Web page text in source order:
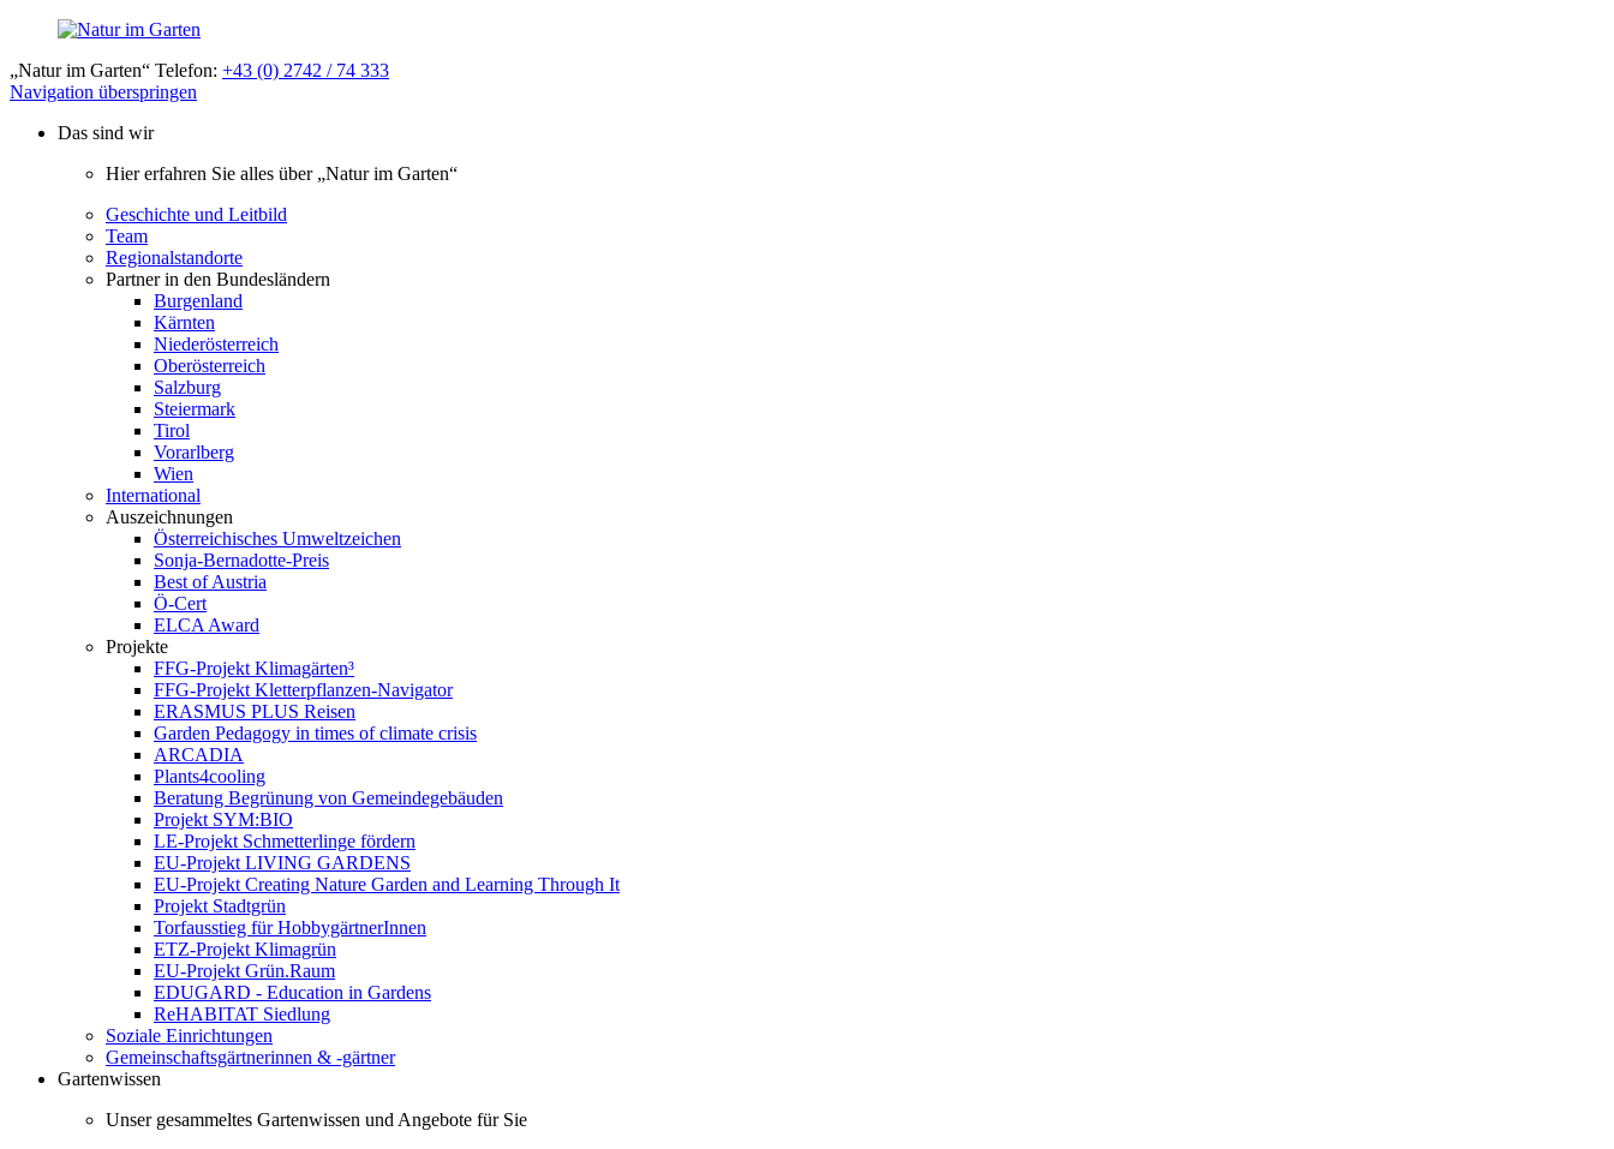
„Natur im Garten“ Telefon: +43 (0) 2742 / 74 333
Navigation überspringen
Das sind wir
Hier erfahren Sie alles über „Natur im Garten“
Geschichte und Leitbild
Team
Regionalstandorte
Partner in den Bundesländern
Burgenland
Kärnten
Niederösterreich
Oberösterreich
Salzburg
Steiermark
Tirol
Vorarlberg
Wien
International
Auszeichnungen
Österreichisches Umweltzeichen
Sonja-Bernadotte-Preis
Best of Austria
Ö-Cert
ELCA Award
Projekte
FFG-Projekt Klimagärten³
FFG-Projekt Kletterpflanzen-Navigator
ERASMUS PLUS Reisen
Garden Pedagogy in times of climate crisis
ARCADIA
Plants4cooling
Beratung Begrünung von Gemeindegebäuden
Projekt SYM:BIO
LE-Projekt Schmetterlinge fördern
EU-Projekt LIVING GARDENS
EU-Projekt Creating Nature Garden and Learning Through It
Projekt Stadtgrün
Torfausstieg für HobbygärtnerInnen
ETZ-Projekt Klimagrün
EU-Projekt Grün.Raum
EDUGARD - Education in Gardens
ReHABITAT Siedlung
Soziale Einrichtungen
Gemeinschaftsgärtnerinnen & -gärtner
Gartenwissen
Unser gesammeltes Gartenwissen und Angebote für Sie